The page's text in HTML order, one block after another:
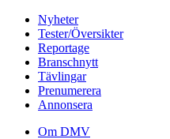
Nyheter
Tester/Översikter
Reportage
Branschnytt
Tävlingar
Prenumerera
Annonsera
Om DMV